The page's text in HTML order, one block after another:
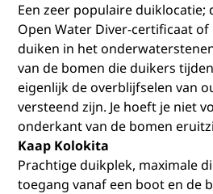
Een zeer populaire duiklocatie;
Open Water Diver-certificaat
duiken in het
van de bomen die duikers
eigenlijk de overblijfselen van
versteend zijn. Je hoeft je niet
onderkant van de bomen
Kaap Kolokita
Prachtige duikplek, maximale
toegang vanaf een boot en de